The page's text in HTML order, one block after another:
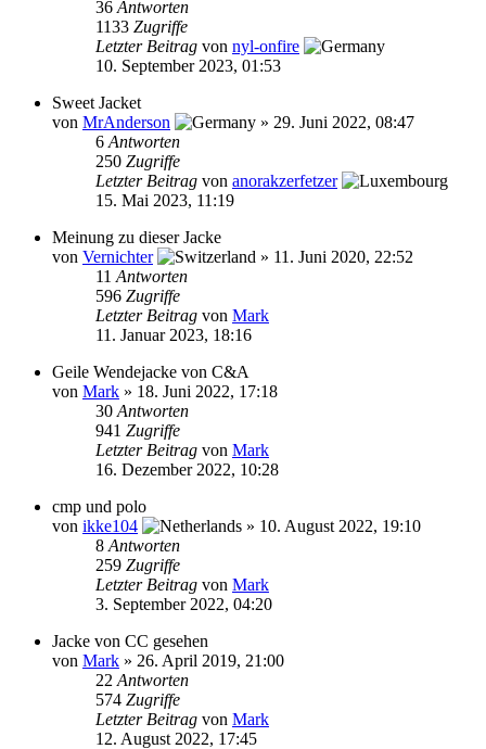
36 Antworten
1133 Zugriffe
Letzter Beitrag von nyl-onfire
10. September 2023, 01:53
Sweet Jacket
von MrAnderson » 29. Juni 2022, 08:47
6 Antworten
250 Zugriffe
Letzter Beitrag von anorakzerfetzer
15. Mai 2023, 11:19
Meinung zu dieser Jacke
von Vernichter » 11. Juni 2020, 22:52
11 Antworten
596 Zugriffe
Letzter Beitrag von Mark
11. Januar 2023, 18:16
Geile Wendejacke von C&A
von Mark » 18. Juni 2022, 17:18
30 Antworten
941 Zugriffe
Letzter Beitrag von Mark
16. Dezember 2022, 10:28
cmp und polo
von ikke104 » 10. August 2022, 19:10
8 Antworten
259 Zugriffe
Letzter Beitrag von Mark
3. September 2022, 04:20
Jacke von CC gesehen
von Mark » 26. April 2019, 21:00
22 Antworten
574 Zugriffe
Letzter Beitrag von Mark
12. August 2022, 17:45